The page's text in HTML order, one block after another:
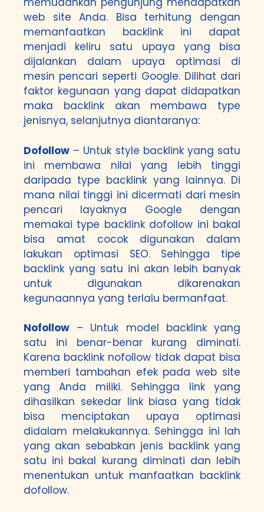
web site Anda. Bisa terhitung dengan
memanfaatkan backlink ini dapat
menjadi keliru satu upaya yang bisa
dijalankan dalam upaya optimasi di
mesin pencari seperti Google. Dilihat dari
faktor kegunaan yang dapat didapatkan
maka backlink akan membawa type
jenisnya, selanjutnya diantaranya:
Dofollow – Untuk style backlink yang satu
ini membawa nilai yang lebih tinggi
daripada type backlink yang lainnya. Di
mana nilai tinggi ini dicermati dari mesin
pencari layaknya Google dengan
memakai type backlink dofollow ini bakal
bisa amat cocok digunakan dalam
lakukan optimasi SEO. Sehingga tipe
backlink yang satu ini akan lebih banyak
untuk digunakan dikarenakan
kegunaannya yang terlalu bermanfaat.
Nofollow – Untuk model backlink yang
satu ini benar-benar kurang diminati.
Karena backlink nofollow tidak dapat bisa
memberi tambahan efek pada web site
yang Anda miliki. Sehingga link yang
dihasilkan sekedar link biasa yang tidak
bisa menciptakan upaya optimasi
didalam melakukannya. Sehingga ini lah
yang akan sebabkan jenis backlink yang
satu ini bakal kurang diminati dan lebih
menentukan untuk manfaatkan backlink
dofollow.